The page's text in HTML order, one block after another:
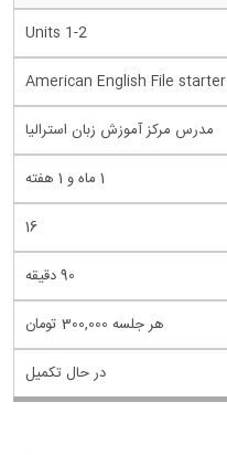
Units 1-2
American English File starter
مدرس مرکز آموزش زبان استرالیا
1 ماه و 1 هفته
16
90 دقیقه
هر جلسه 300,000 تومان
در حال تکمیل